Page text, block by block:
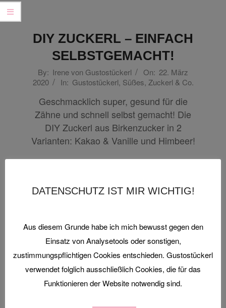
MORE
OF
WHAT
MAKES
YOU
HAPPY!
DIY ZUCKERL – EINFACH
SELBSTGEMACHT!
2020-
03-
By: Irene von Gustostückerl On: 22. März
2020
In: Gustostückerl, Süßes, Zuckerl & Co.
Geschmacklich super, gesund für die
Zähne und schnell selbst gemacht! Die
DIY Zuckerl aus Birkenzucker in 2
Varianten: Kakao & Vanille und Himbeer!
LESEEMPFEHLUNGEN
VIEW ALL
DATENSCHUTZ IST MIR WICHTIG!
Aus diesem Grunde habe ich mich bewusst gegen den
Einsatz von Analysetools oder sonstigen,
zustimmungspflichtigen Cookies entschieden. Gustostückerl
verwendet folglich ausschließlich Cookies, die für das
Funktionieren der Website notwendig sind.